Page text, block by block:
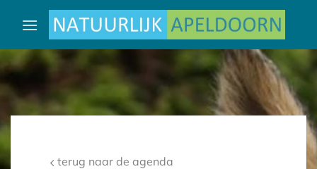
naar
terug naar de agenda